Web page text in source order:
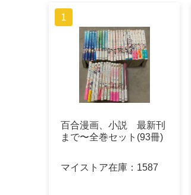
百合漫画、小説 最新刊
まで〜全巻セット(93冊)
マイストア在庫： 1587